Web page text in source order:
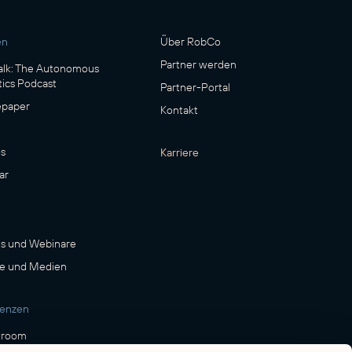
The Autonomous
Podcast
und Webinare
und Medien
Über RobCo
Partner werden
Partner-Portal
Kontakt
Karriere